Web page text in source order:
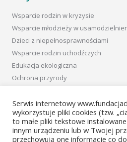
Wsparcie rodzin w kryzysie
Wsparcie młodzieży w
Dzieci z niepełnosprawnościami
Wsparcie rodzin uchodźczych
Edukacja ekologiczna
Ochrona przyrody
Projects in Canada
Projekty archiwalne
Facebook
Serwis internetowy
wykorzystuje pliki cookies (tzw.
to małe pliki tekstowe
innym urządzeniu lub w Twojej
przechowują one informacje co